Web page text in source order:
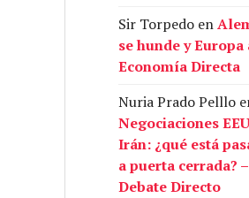
Sir Torpedo en
se hunde y Europa
Economía Directa
Nuria Prado Pelllo
Negociaciones
Irán: ¿qué está
a puerta cerrada? –
Debate Directo